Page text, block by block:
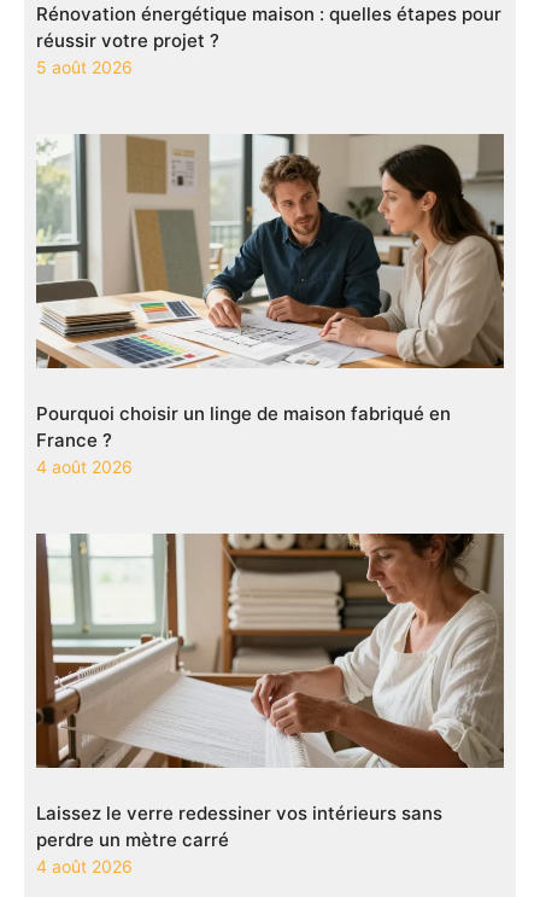
Rénovation énergétique maison : quelles étapes pour
réussir votre projet ?
5 août 2026
Pourquoi choisir un linge de maison fabriqué en
France ?
4 août 2026
Laissez le verre redessiner vos intérieurs sans
perdre un mètre carré
4 août 2026